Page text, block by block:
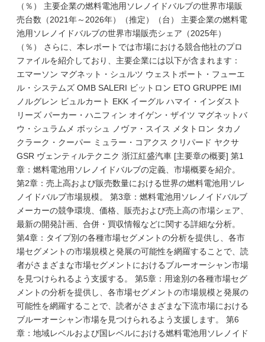
（％） 主要企業の燃料電池用ソレノイドバルブの世界市場販
売台数（2021年～2026年）（推定）（台） 主要企業の燃料電
池用ソレノイドバルブの世界市場販売シェア（2025年）
（％） さらに、本レポートでは市場における競合他社のプロ
ファイルを紹介しており、主要企業には以下が含まれます：
エマーソン マグネット・シュルツ ウェストポート・フューエ
ル・システムズ OMB SALERI ビットロン ETO GRUPPE IMI
ノルグレン ビュルカート EKK イーグル ハマイ・インダスト
リーズ パーカー・ハニフィン オイゲン・ザイツ マグネットバ
ウ・シュラムメ ボッシュ ノヴァ・スイス メタトロン タカノ
クラーク・クーパー ミュラー・コアクス クリパード ヤクサ
GSR ヴェンティルテクニク 浙江紅盛汽車 [主要章の概要] 第1
章：燃料電池用ソレノイドバルブの定義、市場概要を紹介。
第2章：売上高および販売数量における世界の燃料電池用ソレ
ノイドバルブ市場規模。 第3章：燃料電池用ソレノイドバルブ
メーカーの競争環境、価格、販売および売上高の市場シェア、
最新の開発計画、合併・買収情報などに関する詳細な分析。
第4章：タイプ別の各種市場セグメントの分析を提供し、各市
場セグメントの市場規模と発展の可能性を網羅することで、読
者がさまざまな市場セグメントにおけるブルーオーシャン市場
を見つけられるよう支援する。 第5章：用途別の各種市場セグ
メントの分析を提供し、各市場セグメントの市場規模と発展の
可能性を網羅することで、読者がさまざまな下流市場における
ブルーオーシャン市場を見つけられるよう支援します。 第6
章：地域レベルおよび国レベルにおける燃料電池用ソレノイド